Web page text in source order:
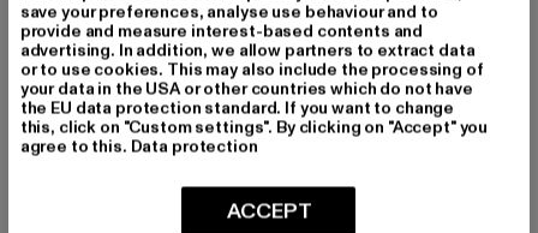
Hersteller: HUMMEL CENOZOIC APS |
info@newlinehalo.com
Balticagade 20 | 8000 Aarhus C | DK
GRÖSSE & PASSFORM
save your preferences, analyse use behaviour and to
provide and measure interest-based contents and
advertising. In addition, we allow partners to extract data
or to use cookies. This may also include the processing of
your data in the USA or other countries which do not have
the EU data protection standard. If you want to change
this, click on "Custom settings". By clicking on "Accept" you
agree to this. Data protection
ACCEPT